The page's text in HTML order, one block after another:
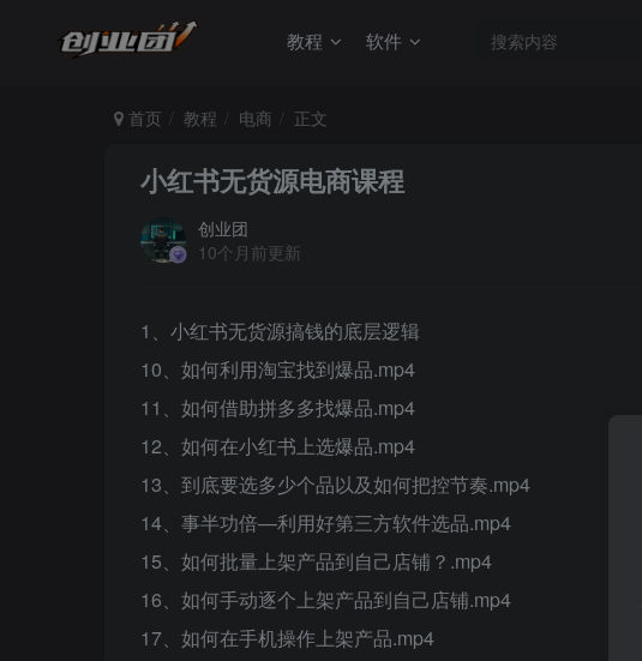
教程 软件
首页 教程 电商 正文
小红书无货源电商课程
创业团
10个月前更新
1、小红书无货源搞钱的底层逻辑
10、如何利用淘宝找到爆品.mp4
11、如何借助拼多多找爆品.mp4
12、如何在小红书上选爆品.mp4
13、到底要选多少个品以及如何把控节奏.mp4
14、事半功倍—利用好第三方软件选品.mp4
15、如何批量上架产品到自己店铺？.mp4
16、如何手动逐个上架产品到自己店铺.mp4
17、如何在手机操作上架产品.mp4